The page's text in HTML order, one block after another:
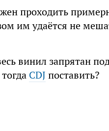
проходить
им удаётся не
винил запрятан
CDJ поставить?